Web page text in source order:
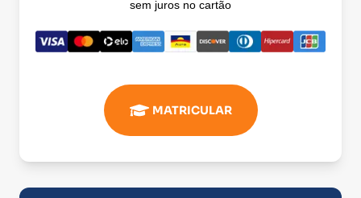
sem juros no cartão
MATRICULAR